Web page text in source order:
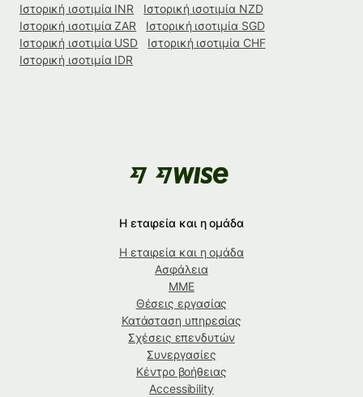
Ιστορική ισοτιμία INR
Ιστορική ισοτιμία NZD
Ιστορική ισοτιμία ZAR
Ιστορική ισοτιμία SGD
Ιστορική ισοτιμία USD
Ιστορική ισοτιμία CHF
Ιστορική ισοτιμία IDR
Η εταιρεία και η ομάδα
Η εταιρεία και η ομάδα
Ασφάλεια
ΜΜΕ
Θέσεις εργασίας
Κατάσταση υπηρεσίας
Σχέσεις επενδυτών
Συνεργασίες
Κέντρο βοήθειας
Accessibility